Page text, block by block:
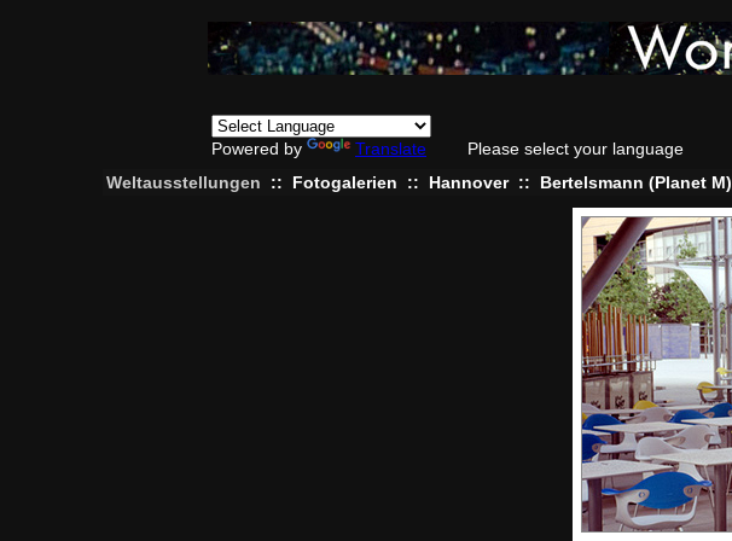
Powered by Translate Please select your language
Weltausstellungen :: Fotogalerien :: Hannover :: Bertelsmann (Planet M)